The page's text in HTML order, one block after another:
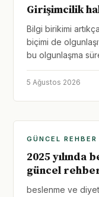
Girişimcilik
Bilgi birikimi
biçimi de
bu olgunlaşma
5 Ağustos 2026
GÜNCEL REHBER
2025 yılında
güncel
beslenme ve